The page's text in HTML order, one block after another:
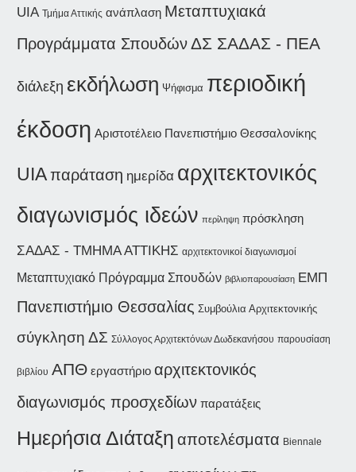
UIA Τμήμα Αττικής ανάπλαση Μεταπτυχιακά
Προγράμματα ΣπουδώνΔΣ ΣΑΔΑΣ - ΠΕΑ
διάλεξη εκδήλωση Ψήφισμα περιοδική
έκδοση Αριστοτέλειο Πανεπιστήμιο Θεσσαλονίκης
UIAπαράταση ημερίδα αρχιτεκτονικός
διαγωνισμός ιδεών περίληψη πρόσκληση
ΣΑΔΑΣ - ΤΜΗΜΑ ΑΤΤΙΚΗΣ αρχιτεκτονικοί διαγωνισμοί
Μεταπτυχιακό Πρόγραμμα Σπουδών βιβλιοπαρουσίαση ΕΜΠ
Πανεπιστήμιο Θεσσαλίας Συμβούλια Αρχιτεκτονικής
σύγκληση ΔΣ Σύλλογος Αρχιτεκτόνων Δωδεκανήσου παρουσίαση
βιβλίου ΑΠΘ εργαστήριο αρχιτεκτονικός
διαγωνισμός προσχεδίων παρατάξεις
Ημερήσια Διάταξη αποτελέσματα Biennale